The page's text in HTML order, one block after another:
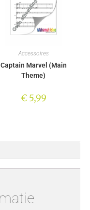
Accessoires
Captain Marvel (Main
Theme)
€5,99